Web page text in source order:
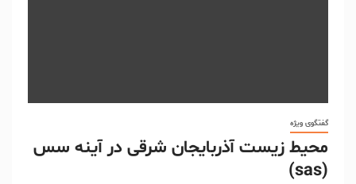
گفتگوی ویژه
محیط زیست آذربایجان شرقی در آینه سس
(sas)